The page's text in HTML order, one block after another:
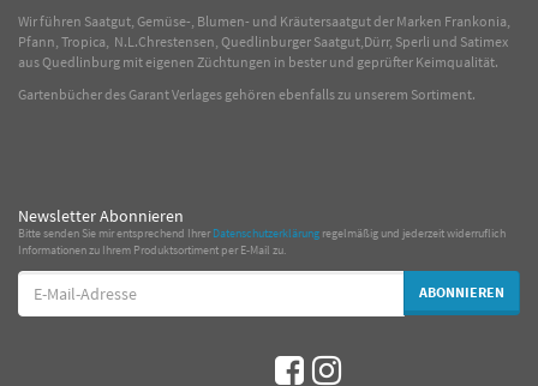
Wir führen Saatgut, Gemüse-, Blumen- und Kräutersaatgut der Marken Frankonia,
Pfann, Tropica, N.L.Chrestensen, Quedlinburger Saatgut,Dürr, Sperli und Satimex
aus Quedlinburg mit eigenen Züchtungen in bester und geprüfter Keimqualität.
Gartenbücher des Garant Verlages gehören ebenfalls zu unserem Sortiment.
Newsletter Abonnieren
Bitte senden Sie mir entsprechend IhrerDatenschutzerklärung regelmäßig und jederzeit widerruflich
Informationen zu Ihrem Produktsortiment per E-Mail zu.
E-
Mail-
Adresse
ABONNIEREN